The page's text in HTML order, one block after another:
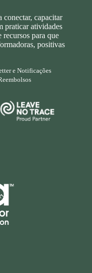
conectar, capacitar
praticar atividades
para que
positivas
e Notificações